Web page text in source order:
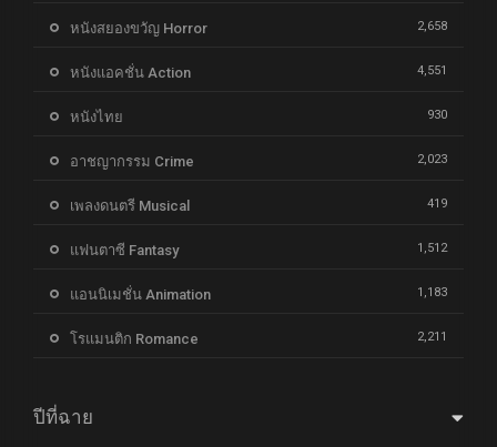
หนังสยองขวัญ Horror 2,658
หนังแอคชั่น Action 4,551
หนังไทย 930
อาชญากรรม Crime 2,023
เพลงดนตรี Musical 419
แฟนตาซี Fantasy 1,512
แอนนิเมชั่น Animation 1,183
โรแมนติก Romance 2,211
ปีที่ฉาย